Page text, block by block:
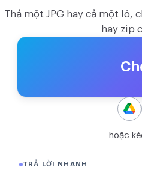
Tăng độ phân giải ảnh
KHÁC
Thả một JPG hay cả một lô,
hay zip
hoặc
TRẢ LỜI NHANH